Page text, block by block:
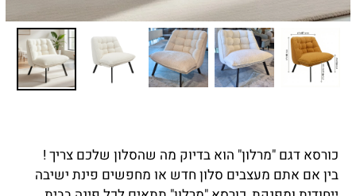
כורסא דגם "מרלון" הוא בדיוק מה שהסלון שלכם צריך !
בין אם אתם מעצבים סלון חדש או מחפשים פינת ישיבה